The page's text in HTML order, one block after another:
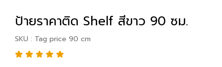
ป้ายราคาติด Shelf สีขาว 90 ซม.
SKU : Tag price 90 cm